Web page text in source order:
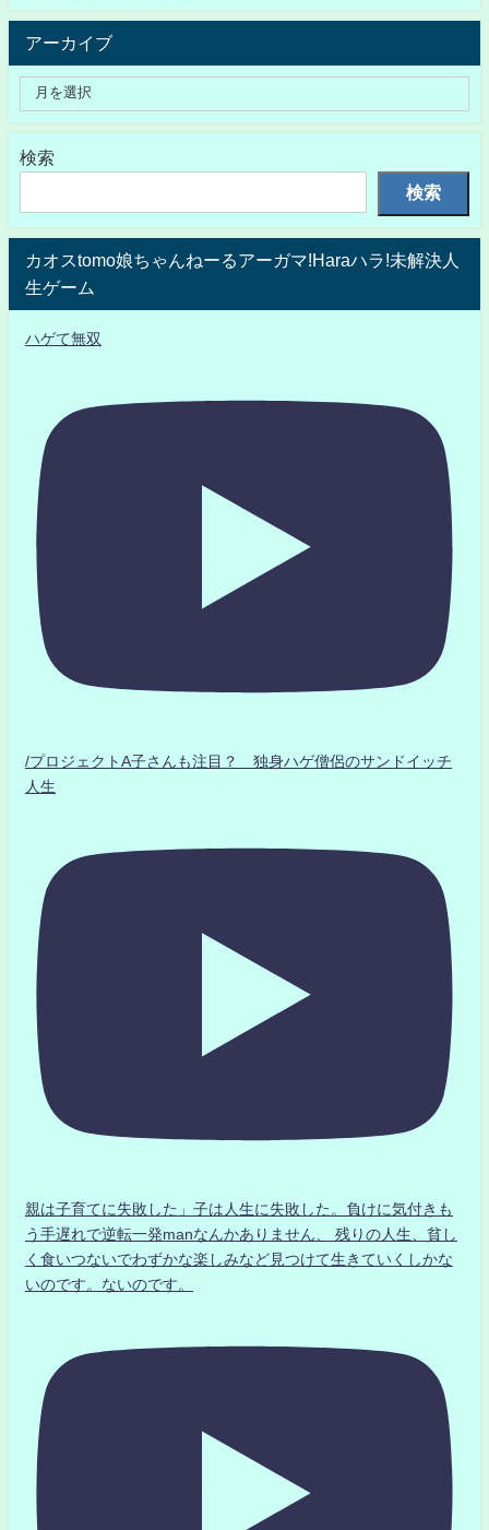
アーカイブ
検索
検索
カオスtomo娘ちゃんねーるアーガマ!Haraハラ!未解決人
生ゲーム
ハゲて無双
/プロジェクトA子さんも注目？ 独身ハゲ僧侶のサンドイッチ
人生
親は子育てに失敗した」子は人生に失敗した。負けに気付きも
う手遅れで逆転一発manなんかありません、 残りの人生、貧し
く食いつないでわずかな楽しみなど見つけて生きていくしかな
いのです。ないのです。